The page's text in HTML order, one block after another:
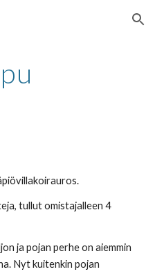
Skip to navigation
tullut omistajalleen 4
ja pojan perhe on aiemmin
Nyt kuitenkin pojan